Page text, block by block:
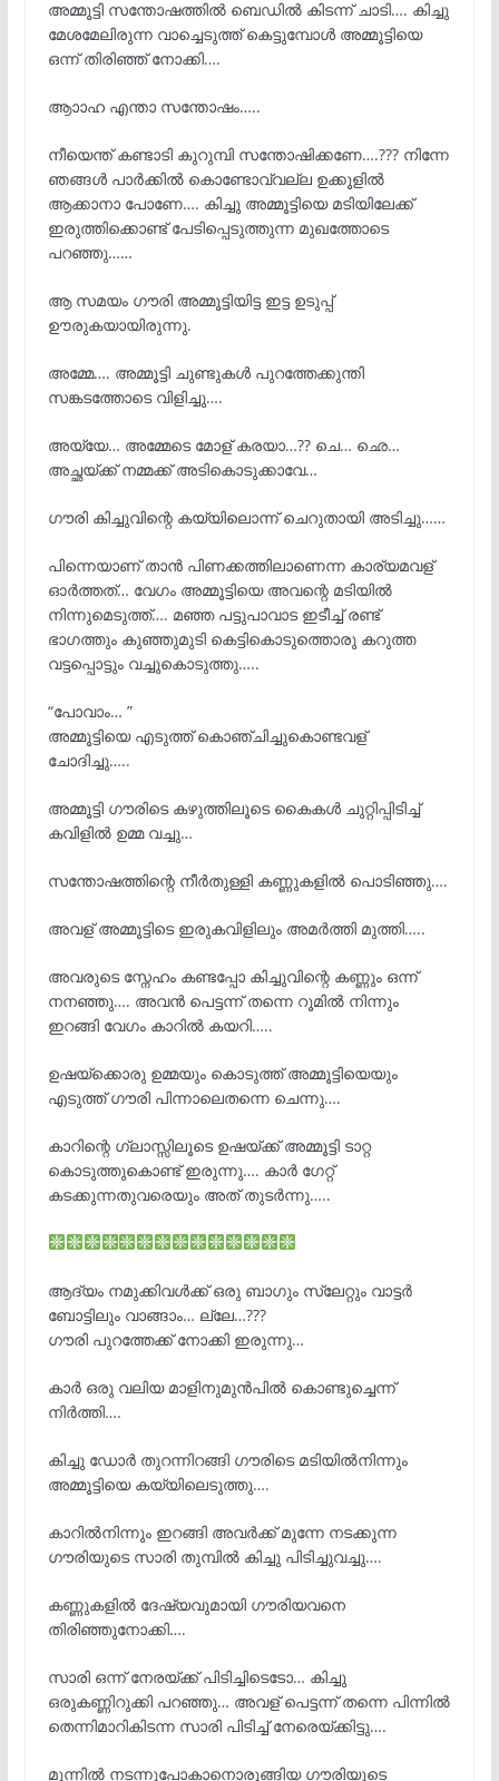
അമ്മൂട്ടി സന്തോഷത്തിൽ ബെഡിൽ കിടന്ന് ചാടി…. കിച്ചു
മേശമേലിരുന്ന വാച്ചെടുത്ത് കെട്ടുമ്പോൾ അമ്മൂട്ടിയെ
ഒന്ന് തിരിഞ്ഞ് നോക്കി….
ആാാഹ എന്താ സന്തോഷം…..
നീയെന്ത് കണ്ടാടി കുറുമ്പി സന്തോഷിക്കണേ….??? നിന്നേ
ഞങ്ങൾ പാർക്കിൽ കൊണ്ടോവ്വല്ല ഉക്കൂളിൽ
ആക്കാനാ പോണേ…. കിച്ചു അമ്മൂട്ടിയെ മടിയിലേക്ക്
ഇരുത്തിക്കൊണ്ട് പേടിപ്പെടുത്തുന്ന മുഖത്തോടെ
പറഞ്ഞു……
ആ സമയം ഗൗരി അമ്മൂട്ടിയിട്ട ഇട്ട ഉടുപ്പ്
ഊരുകയായിരുന്നു.
അമ്മേ…. അമ്മൂട്ടി ചുണ്ടുകൾ പുറത്തേക്കുന്തി
സങ്കടത്തോടെ വിളിച്ചു….
അയ്യേ… അമ്മേടെ മോള് കരയാ…?? ചെ… ഛെ…
അച്ഛയ്ക്ക് നമ്മക്ക് അടികൊടുക്കാവേ…
ഗൗരി കിച്ചുവിന്റെ കയ്യിലൊന്ന് ചെറുതായി അടിച്ചു……
പിന്നെയാണ് താൻ പിണക്കത്തിലാണെന്ന കാര്യമവള്
ഓർത്തത്… വേഗം അമ്മൂട്ടിയെ അവന്റെ മടിയിൽ
നിന്നുമെടുത്ത്…. മഞ്ഞ പട്ടുപാവാട ഇടീച്ച് രണ്ട്
ഭാഗത്തും കുഞ്ഞുമുടി കെട്ടികൊടുത്തൊരു കറുത്ത
വട്ടപ്പൊട്ടും വച്ചുകൊടുത്തു…..
“പോവാം… ”
അമ്മൂട്ടിയെ എടുത്ത് കൊഞ്ചിച്ചുകൊണ്ടവള്
ചോദിച്ചു…..
അമ്മൂട്ടി ഗൗരിടെ കഴുത്തിലൂടെ കൈകൾ ചുറ്റിപ്പിടിച്ച്
കവിളിൽ ഉമ്മവച്ചു…
സന്തോഷത്തിന്റെ നീർതുള്ളി കണ്ണുകളിൽ പൊടിഞ്ഞു….
അവള് അമ്മൂട്ടിടെ ഇരുകവിളിലും അമർത്തി മുത്തി…..
അവരുടെ സ്നേഹം കണ്ടപ്പോ കിച്ചുവിന്റെ കണ്ണും ഒന്ന്
നനഞ്ഞു…. അവൻ പെട്ടന്ന് തന്നെ റൂമിൽ നിന്നും
ഇറങ്ങി വേഗം കാറിൽ കയറി…..
ഉഷയ്‌ക്കൊരു ഉമ്മയും കൊടുത്ത് അമ്മൂട്ടിയെയും
എടുത്ത് ഗൗരി പിന്നാലെതന്നെ ചെന്നു….
കാറിന്റെ ഗ്ലാസ്സിലൂടെ ഉഷയ്ക്ക് അമ്മൂട്ടി ടാറ്റ
കൊടുത്തുകൊണ്ട് ഇരുന്നു…. കാർ ഗേറ്റ്
കടക്കുന്നതുവരെയും അത് തുടർന്നു…..
ആദ്യം നമുക്കിവൾക്ക് ഒരു ബാഗും സ്ലേറ്റും വാട്ടർ
ബോട്ടിലും വാങ്ങാം… ല്ലേ…???
ഗൗരി പുറത്തേക്ക് നോക്കി ഇരുന്നു…
കാർ ഒരു വലിയ മാളിനുമുൻപിൽ കൊണ്ടുച്ചെന്ന്
നിർത്തി….
കിച്ചു ഡോർ തുറന്നിറങ്ങി ഗൗരിടെ മടിയിൽനിന്നും
അമ്മൂട്ടിയെ കയ്യിലെടുത്തു….
കാറിൽനിന്നും ഇറങ്ങി അവർക്ക് മുന്നേ നടക്കുന്ന
ഗൗരിയുടെ സാരി തുമ്പിൽ കിച്ചു പിടിച്ചുവച്ചു….
കണ്ണുകളിൽ ദേഷ്യവുമായി ഗൗരിയവനെ
തിരിഞ്ഞുനോക്കി….
സാരി ഒന്ന് നേരയ്ക്ക് പിടിച്ചിടെടോ… കിച്ചു
ഒരുകണ്ണിറുക്കി പറഞ്ഞു… അവള് പെട്ടന്ന് തന്നെ പിന്നിൽ
തെന്നിമാറികിടന്ന സാരി പിടിച്ച് നേരെയ്ക്കിട്ടു….
മുന്നിൽ നടന്നുപോകാനൊരുങ്ങിയ ഗൗരിയുടെ